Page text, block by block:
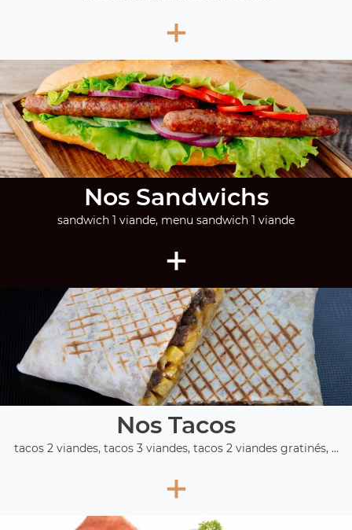
+
Nos Sandwichs
sandwich 1 viande, menu sandwich 1 viande
+
Nos Tacos
tacos 2 viandes, tacos 3 viandes, tacos 2 viandes gratinés, ...
+